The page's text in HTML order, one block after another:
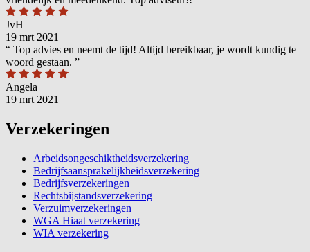
JvH
19 mrt 2021
“ Top advies en neemt de tijd! Altijd bereikbaar, je wordt kundig te
woord gestaan. ”
Angela
19 mrt 2021
Verzekeringen
Arbeidsongeschiktheidsverzekering
Bedrijfsaansprakelijkheidsverzekering
Bedrijfsverzekeringen
Rechtsbijstandsverzekering
Verzuimverzekeringen
WGA Hiaat verzekering
WIA verzekering